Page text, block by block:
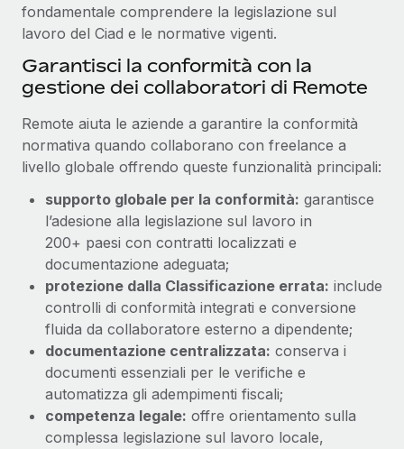
fondamentale comprendere la legislazione sul
lavoro del Ciad e le normative vigenti.
Garantisci la conformità con la
gestione dei collaboratori di Remote
Remote aiuta le aziende a garantire la conformità
normativa quando collaborano con freelance a
livello globale offrendo queste funzionalità principali:
supporto globale per la conformità: garantisce
l’adesione alla legislazione sul lavoro in
200+ paesi con contratti localizzati e
documentazione adeguata;
protezione dalla Classificazione errata: include
controlli di conformità integrati e conversione
fluida da collaboratore esterno a dipendente;
documentazione centralizzata: conserva i
documenti essenziali per le verifiche e
automatizza gli adempimenti fiscali;
competenza legale: offre orientamento sulla
complessa legislazione sul lavoro locale,